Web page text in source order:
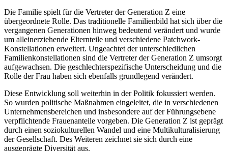
Die Familie spielt für die Vertreter der Generation Z eine
übergeordnete Rolle. Das traditionelle Familienbild hat sich über die
vergangenen Generationen hinweg bedeutend verändert und wurde
um alleinerziehende Elternteile und verschiedene Patchwork-
Konstellationen erweitert. Ungeachtet der unterschiedlichen
Familienkonstellationen sind die Vertreter der Generation Z umsorgt
aufgewachsen. Die geschlechterspezifische Unterscheidung und die
Rolle der Frau haben sich ebenfalls grundlegend verändert.
Diese Entwicklung soll weiterhin in der Politik fokussiert werden.
So wurden politische Maßnahmen eingeleitet, die in verschiedenen
Unternehmensbereichen und insbesondere auf der Führungsebene
verpflichtende Frauenanteile vorgeben. Die Generation Z ist geprägt
durch einen soziokulturellen Wandel und eine Multikulturalisierung
der Gesellschaft. Des Weiteren zeichnet sie sich durch eine
ausgeprägte Diversität aus.